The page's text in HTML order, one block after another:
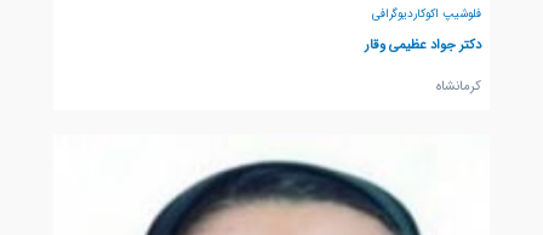
فلوشیپ اکوکاردیوگرافی
دکتر جواد عظیمی وقار
كرمانشاه